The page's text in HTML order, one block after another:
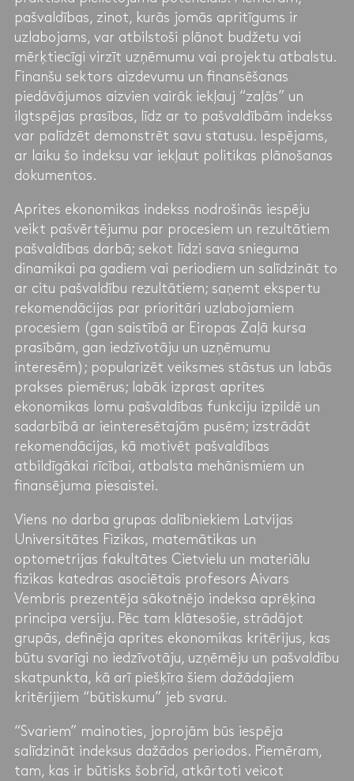
pašvaldības, zinot, kurās jomās apritīgums ir
uzlabojams, var atbilstoši plānot budžetu vai
mērķtiecīgi virzīt uzņēmumu vai projektu atbalstu.
Finanšu sektors aizdevumu un finansēšanas
piedāvājumos aizvien vairāk iekļauj “zaļās” un
ilgtspējas prasības, līdz ar to pašvaldībām indekss
var palīdzēt demonstrēt savu statusu. Iespējams,
ar laiku šo indeksu var iekļaut politikas plānošanas
dokumentos.
Aprites ekonomikas indekss nodrošinās iespēju
veikt pašvērtējumu par procesiem un rezultātiem
pašvaldības darbā; sekot līdzi sava snieguma
dinamikai pa gadiem vai periodiem un salīdzināt to
ar citu pašvaldību rezultātiem; saņemt ekspertu
rekomendācijas par prioritāri uzlabojamiem
procesiem (gan saistībā ar Eiropas Zaļā kursa
prasībām, gan iedzīvotāju un uzņēmumu
interesēm); popularizēt veiksmes stāstus un labās
prakses piemērus; labāk izprast aprites
ekonomikas lomu pašvaldības funkciju izpildē un
sadarbībā ar ieinteresētajām pusēm; izstrādāt
rekomendācijas, kā motivēt pašvaldības
atbildīgākai rīcībai, atbalsta mehānismiem un
finansējuma piesaistei.
Viens no darba grupas dalībniekiem Latvijas
Universitātes Fizikas, matemātikas un
optometrijas fakultātes Cietvielu un materiālu
fizikas katedras asociētais profesors Aivars
Vembris prezentēja sākotnējo indeksa aprēķina
principa versiju. Pēc tam klātesošie, strādājot
grupās, definēja aprites ekonomikas kritērijus, kas
būtu svarīgi no iedzīvotāju, uzņēmēju un pašvaldību
skatpunkta, kā arī piešķīra šiem dažādajiem
kritērijiem “būtiskumu” jeb svaru.
“Svariem” mainoties, joprojām būs iespēja
salīdzināt indeksus dažādos periodos. Piemēram,
tam, kas ir būtisks šobrīd, atkārtoti veicot